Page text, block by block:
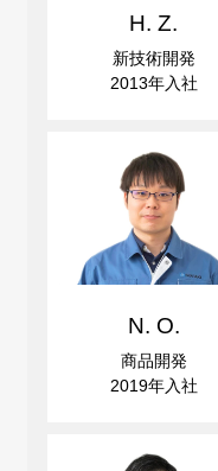
H. Z.
新技術開発
2013年入社
N. O.
商品開発
2019年入社